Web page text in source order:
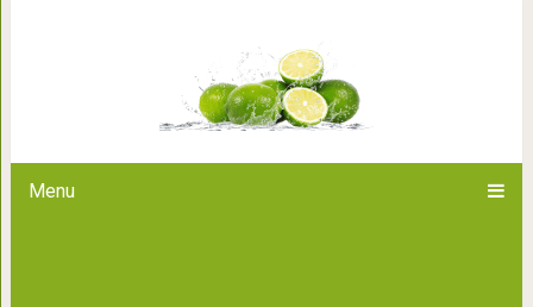
Menu